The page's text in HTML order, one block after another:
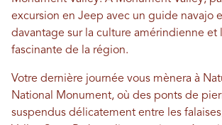
excursion en Jeep avec un guide navajo
davantage sur la culture amérindienne et
fascinante de la région.
Votre dernière journée vous mènera à
National Monument, où des ponts de
suspendus délicatement entre les